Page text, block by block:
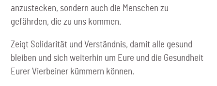
anzustecken, sondern auch die Menschen zu
gefährden, die zu uns kommen.
Zeigt Solidarität und Verständnis, damit alle gesund
bleiben und sich weiterhin um Eure und die Gesundheit
Eurer Vierbeiner kümmern können.